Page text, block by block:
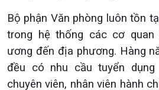
Bộ phận Văn phòng luôn tồn
trong hệ thống các cơ
ương đến địa phương. Hàng
đều có nhu cầu tuyển
chuyên viên, nhân viên hành